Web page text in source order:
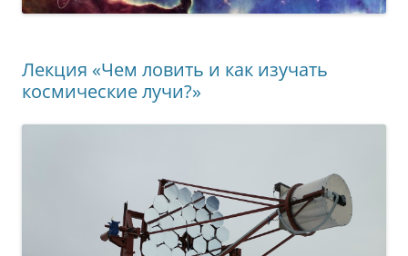
Лекция «Чем ловить и как изучать
космические лучи?»